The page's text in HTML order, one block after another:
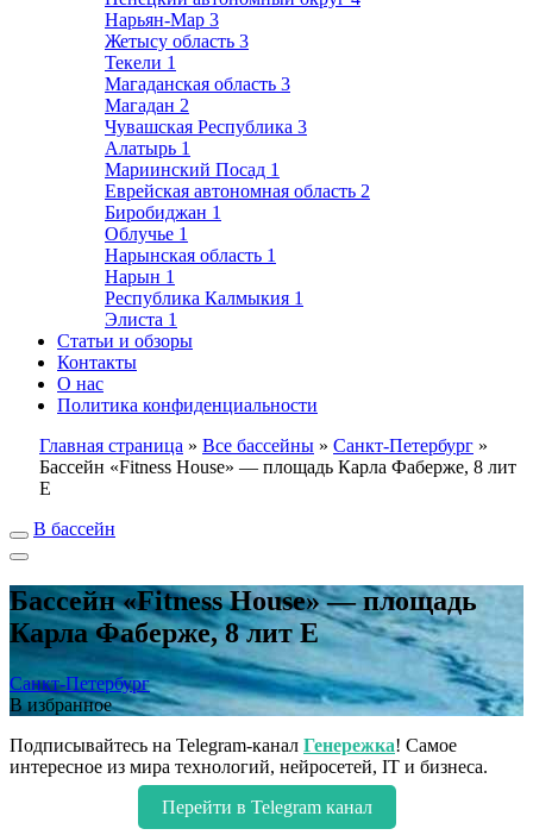
Нарьян-Мар 3
Жетысу область 3
Текели 1
Магаданская область 3
Магадан 2
Чувашская Республика 3
Алатырь 1
Мариинский Посад 1
Еврейская автономная область 2
Биробиджан 1
Облучье 1
Нарынская область 1
Нарын 1
Республика Калмыкия 1
Элиста 1
Статьи и обзоры
Контакты
О нас
Политика конфиденциальности
Главная страница » Все бассейны » Санкт-Петербург »
Бассейн «Fitness House» — площадь Карла Фаберже, 8 лит
Е
В бассейн
Бассейн «Fitness House» — площадь
Карла Фаберже, 8 лит Е
Санкт-Петербург
В избранное
Подписывайтесь на Telegram-канал Генережка! Самое
интересное из мира технологий, нейросетей, IT и бизнеса.
Перейти в Telegram канал